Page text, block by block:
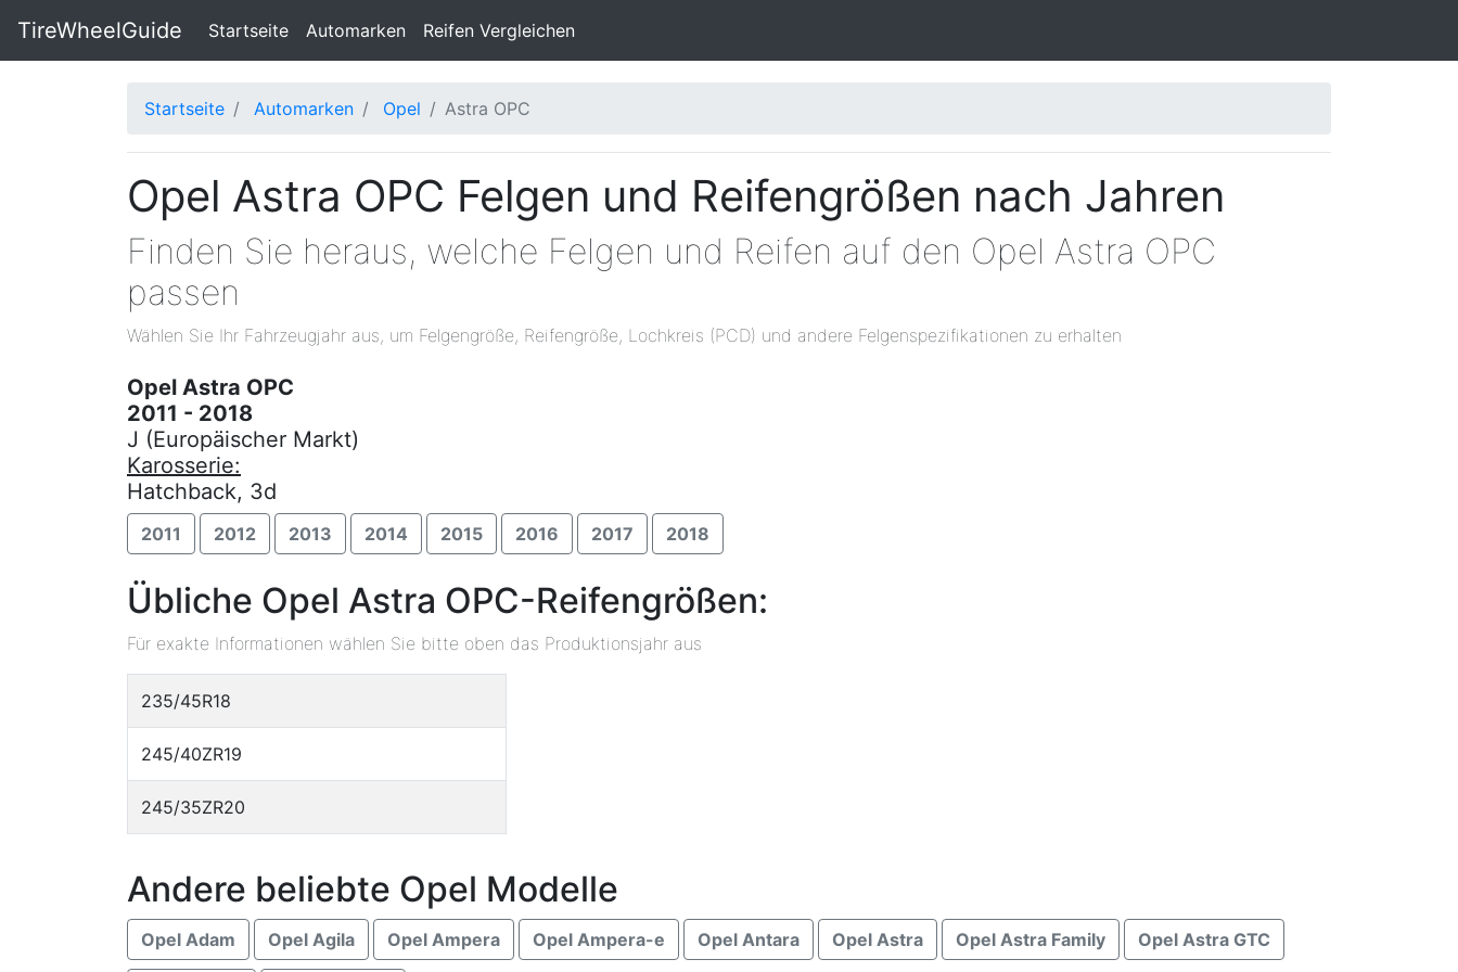
TireWheelGuide Startseite(current)
Automarken Reifen Vergleichen
Startseite Automarken Opel Astra OPC
Opel Astra OPC Felgen und Reifengrößen nach Jahren
Finden Sie heraus, welche Felgen und Reifen auf den Opel Astra OPC
passen
Wählen Sie Ihr Fahrzeugjahr aus, um Felgengröße, Reifengröße, Lochkreis (PCD) und andere Felgenspezifikationen zu erhalten
Opel Astra OPC
2011 - 2018
J (Europäischer Markt)
Karosserie:
Hatchback, 3d
2011 2012 2013 2014 2015 2016 2017 2018
Übliche Opel Astra OPC-Reifengrößen:
Für exakte Informationen wählen Sie bitte oben das Produktionsjahr aus
235/45R18
245/40ZR19
245/35ZR20
Andere beliebte Opel Modelle
Opel Adam Opel Agila Opel Ampera Opel Ampera-e Opel Antara Opel Astra Opel Astra Family Opel Astra GTC